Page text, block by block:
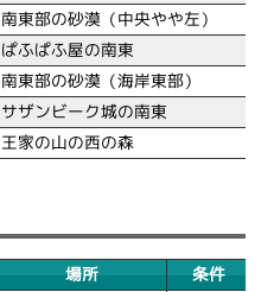
南東部の砂漠（中央やや左）
ぱふぱふ屋の南東
南東部の砂漠（海岸東部）
サザンビーク城の南東
王家の山の西の森
場所 条件